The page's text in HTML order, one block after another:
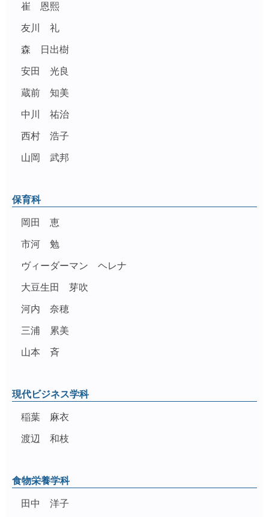
崔 恩熙
友川 礼
森 日出樹
安田 光良
蔵前 知美
中川 祐治
西村 浩子
山岡 武邦
保育科
岡田 恵
市河 勉
ヴィーダーマン ヘレナ
大豆生田 芽吹
河内 奈穂
三浦 累美
山本 斉
現代ビジネス学科
稲葉 麻衣
渡辺 和枝
食物栄養学科
田中 洋子